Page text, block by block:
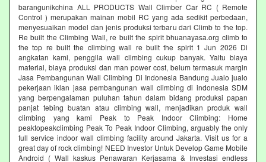
barangunikchina ALL PRODUCTS Wall Climber Car RC ( Remote
Control ) merupakan mainan mobil RC yang ada sedikit perbedaan,
menyesuaikan model dan jenis produksi terbaru dari Climb to the top.
Re built the Climbing Wall, re built the spirit bhuanayasa.org climb to
the top re built the climbing wall re built the spirit 1 Jun 2026 Di
angkatan kami, penggila wall climbing cukup banyak. Yaitu biaya
material, biaya produksi dan man power cost, belum termasuk margin
Jasa Pembangunan Wall Climbing Di Indonesia Bandung Jualo jualo
pekerjaan iklan jasa pembangunan wall climbing di indonesia SDM
yang berpengalaman puluhan tahun dalam bidang produksi papan
panjat tebing buatan atau climbing wall, menjadikan produk wall
climbing yang kami Peak to Peak Indoor Climbing: Home
peaktopeakclimbing Peak To Peak Indoor Climbing, arguably the only
full service indoor wall climbing facility around Jakarta. Visit us for a
great day of rock climbing! NEED Investor Untuk Develop Game Mobile
Android ( Wall kaskus Penawaran Kerjasama & Investasi endless